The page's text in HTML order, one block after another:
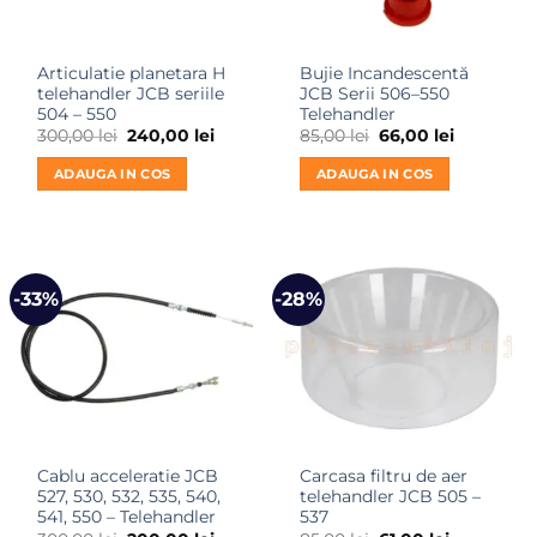
Articulatie planetara H
telehandler JCB seriile
504 – 550
300,00lei Prețul
inițial
a
fost:
300,00 lei.
240,00 leiPrețul
ADAUGA IN COS
Bujie Incandescentă
JCB Serii 506–550
Telehandler
85,00lei Prețul
inițial
a
fost:
85,00 lei.
66,00 leiPrețul
ADAUGA IN COS
-33%
Cablu acceleratie JCB
527, 530, 532, 535, 540,
541, 550 – Telehandler
-28%
Carcasa filtru de aer
telehandler JCB 505 –
537